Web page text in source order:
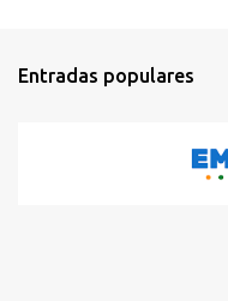
t
Entradas populares